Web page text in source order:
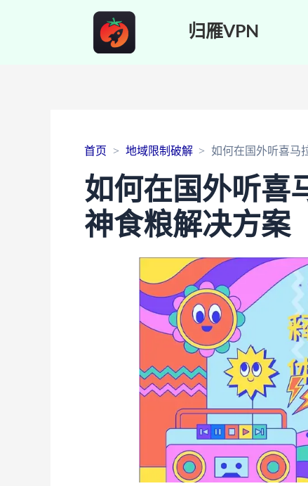
归雁VPN
首页 地域限制破解 如何在国外听喜马
如何在国外听喜
神食粮解决方案